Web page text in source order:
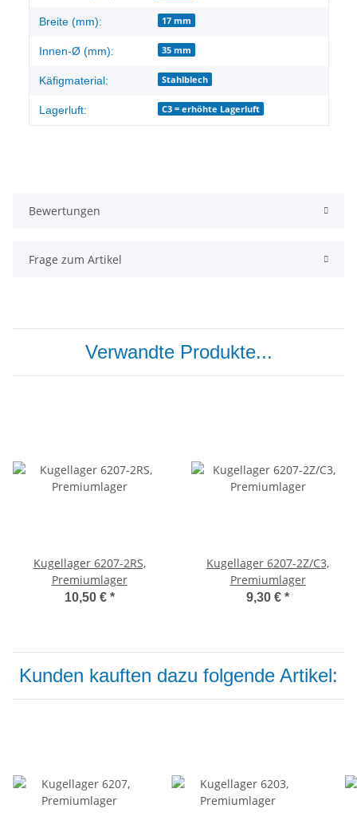
Breite (mm): 17 mm
Innen-Ø (mm): 35 mm
Käfigmaterial: Stahlblech
Lagerluft: C3 = erhöhte Lagerluft
Bewertungen
Frage zum Artikel
Verwandte Produkte...
Kugellager 6207-2RS,
Premiumlager
10,50 € *
Kugellager 6207-2Z/C3,
Premiumlager
9,30 € *
Kunden kauften dazu folgende Artikel: